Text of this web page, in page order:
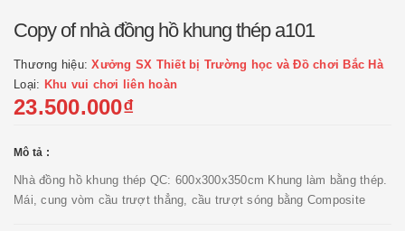
Copy of nhà đồng hồ khung thép a101
Thương hiệu:Xưởng SX Thiết bị Trường học và Đồ chơi Bắc Hà
Loại: Khu vui chơi liên hoàn
23.500.000₫
Mô tả :
Nhà đồng hồ khung thép QC: 600x300x350cm Khung làm bằng thép.
Mái, cung vòm cầu trượt thẳng, cầu trượt sóng bằng Composite